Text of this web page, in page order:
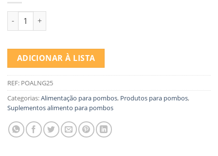
Quantidade de NATURAL GRIT NATURAL 20 KG
ADICIONAR À LISTA
REF: POALNG25
Categorias:Alimentação para pombos, Produtos para pombos,
Suplementos alimento para pombos